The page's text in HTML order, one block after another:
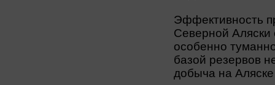
Эффективность
Северной Аляски
особенно
базой резервов
добыча на